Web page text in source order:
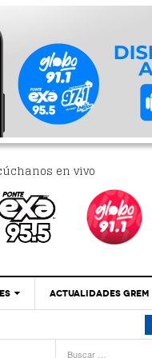
en vivo
‘Se Vale
ACTUALIDADES GREM